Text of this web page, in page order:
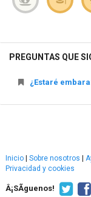
PREGUNTAS QUE
¿Estaré
Inicio | Sobre nosotros |
Privacidad y cookies
Â¡SÃ­guenos!